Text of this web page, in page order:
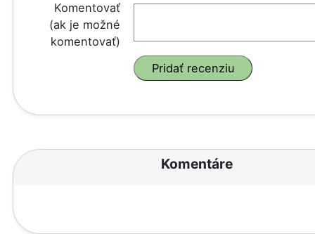
Komentovať
(ak je možné
komentovať)
Komentáre